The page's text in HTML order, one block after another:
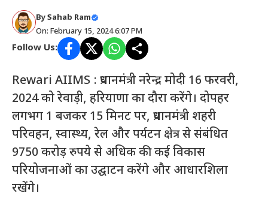
By Sahab Ram
On: February 15, 2024 6:07 PM
Follow Us:
Rewari AIIMS : प्रधानमंत्री नरेन्‍द्र मोदी 16 फरवरी,
2024 को रेवाड़ी, हरियाणा का दौरा करेंगे। दोपहर
लगभग 1 बजकर 15 मिनट पर, प्रधानमंत्री शहरी
परिवहन, स्वास्थ्य, रेल और पर्यटन क्षेत्र से संबंधित
9750 करोड़ रुपये से अधिक की कई विकास
परियोजनाओं का उद्घाटन करेंगे और आधारशिला
रखेंगे।